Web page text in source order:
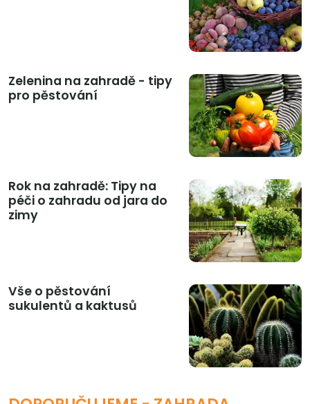
Zelenina na zahradě - tipy
pro pěstování
Rok na zahradě: Tipy na
péči o zahradu od jara do
zimy
Vše o pěstování
sukulentů a kaktusů